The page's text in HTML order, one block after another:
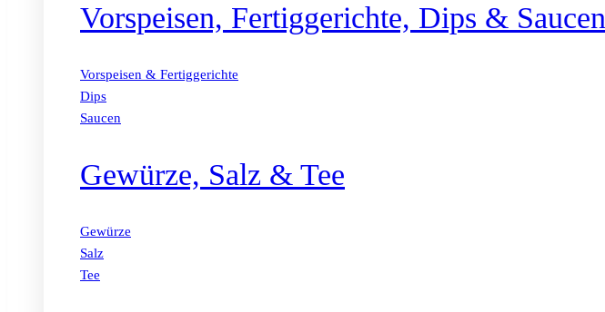
Vorspeisen, Fertiggerichte, Dips & Saucen
Vorspeisen & Fertiggerichte
Dips
Saucen
Gewürze, Salz & Tee
Gewürze
Salz
Tee